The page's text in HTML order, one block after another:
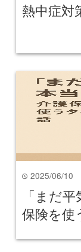
熱中症対
time 2025/06/10
「まだ
保険を使